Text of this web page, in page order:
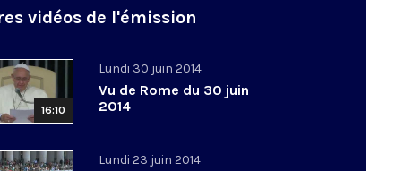
vidéos de l'émission
16:10
Lundi 30 juin 2014
Vu de Rome du 30 juin
2014
Lundi 23 juin 2014